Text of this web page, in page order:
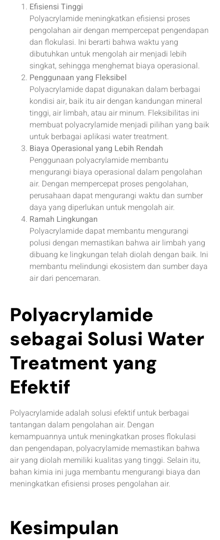
Efisiensi Tinggi
Polyacrylamide meningkatkan efisiensi proses
pengolahan air dengan mempercepat pengendapan
dan flokulasi. Ini berarti bahwa waktu yang
dibutuhkan untuk mengolah air menjadi lebih
singkat, sehingga menghemat biaya operasional.
Penggunaan yang Fleksibel
Polyacrylamide dapat digunakan dalam berbagai
kondisi air, baik itu air dengan kandungan mineral
tinggi, air limbah, atau air minum. Fleksibilitas ini
membuat polyacrylamide menjadi pilihan yang baik
untuk berbagai aplikasi water treatment.
Biaya Operasional yang Lebih Rendah
Penggunaan polyacrylamide membantu
mengurangi biaya operasional dalam pengolahan
air. Dengan mempercepat proses pengolahan,
perusahaan dapat mengurangi waktu dan sumber
daya yang diperlukan untuk mengolah air.
Ramah Lingkungan
Polyacrylamide dapat membantu mengurangi
polusi dengan memastikan bahwa air limbah yang
dibuang ke lingkungan telah diolah dengan baik. Ini
membantu melindungi ekosistem dan sumber daya
air dari pencemaran.
Polyacrylamide
sebagai Solusi Water
Treatment yang
Efektif
Polyacrylamide adalah solusi efektif untuk berbagai
tantangan dalam pengolahan air. Dengan
kemampuannya untuk meningkatkan proses flokulasi
dan pengendapan, polyacrylamide memastikan bahwa
air yang diolah memiliki kualitas yang tinggi. Selain itu,
bahan kimia ini juga membantu mengurangi biaya dan
meningkatkan efisiensi proses pengolahan air.
Kesimpulan